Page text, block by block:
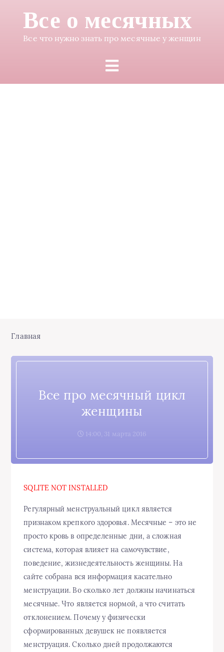
Все о месячных
Все что нужно знать про месячные у женщин
Главная
Все про месячный цикл
женщины
14:00, 31 марта 2016
SQLITE NOT INSTALLED
Регулярный менструальный цикл является
признаком крепкого здоровья. Месячные – это не
просто кровь в определенные дни, а сложная
система, которая влияет на самочувствие,
поведение, жизнедеятельность женщины. На
сайте собрана вся информация касательно
менструации. Во сколько лет должны начинаться
месячные. Что является нормой, а что считать
отклонением. Почему у физически
сформированных девушек не появляется
менструация. Сколько дней продолжаются